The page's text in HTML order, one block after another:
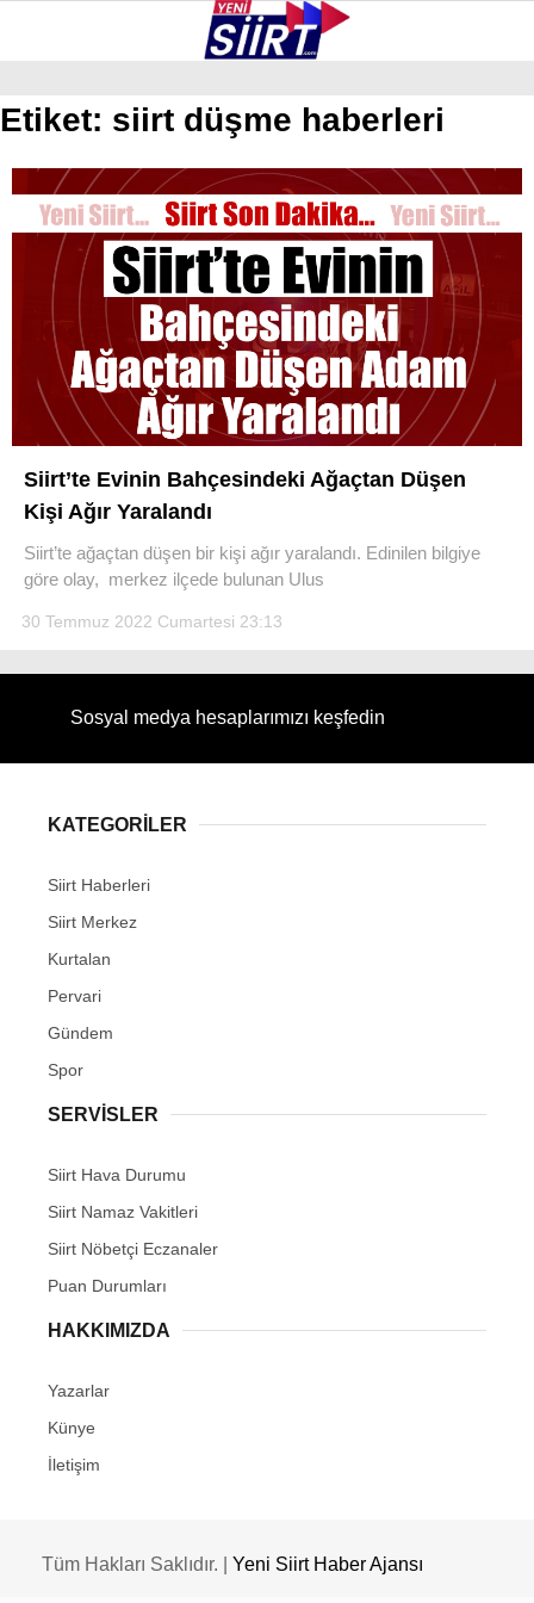
WhatsApp İhbar Hattı
GALERİ VİDEO YAZARLAR
KURTALAN
ERUH
BAYKAN
PERVARI
ŞIRVAN
TILLO
GÜNDEM
Etiket: siirt düşme haberleri
Siirt’te Evinin Bahçesindeki Ağaçtan Düşen
Kişi Ağır Yaralandı
Siirt’te ağaçtan düşen bir kişi ağır yaralandı. Edinilen bilgiye
göre olay, merkez ilçede bulunan Ulus
30 Temmuz 2022 Cumartesi 23:13
Sosyal medya hesaplarımızı keşfedin
KATEGORİLER
Siirt Haberleri
Siirt Merkez
Kurtalan
Pervari
Gündem
Spor
SERVİSLER
Siirt Hava Durumu
Siirt Namaz Vakitleri
Siirt Nöbetçi Eczanaler
Puan Durumları
HAKKIMIZDA
Yazarlar
Künye
İletişim
Tüm Hakları Saklıdır. | Yeni Siirt Haber Ajansı